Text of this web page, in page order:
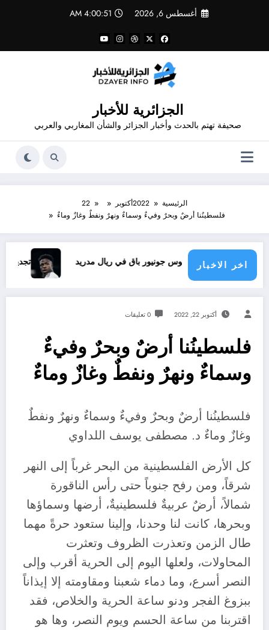
أغسطس 6, 2026 4:00:52 AM
الجزائرية للأخبار
صحيفة تهتم بالحدث وأخبار الجزائر والشأن المغاربي والعربي
الرئيسية 2022أكتوبر
22
فلسطينُنا أرضٌ وبحرٌ وفيءٌ وسماءٌ ونهرٌ ونفطٌ وغازٌ وماءٌ
اخر الاخبار
فينيسيوس جونيور باق في ريال مدريد تجديد عقد فينيسيوس
أكتوبر 22, 2022 0 تعليقات
فلسطينُنا أرضٌ وبحرٌ وفيءٌ
وسماءٌ ونهرٌ ونفطٌ وغازٌ وماءٌ
فلسطينُنا أرضٌ وبحرٌ وفيءٌ وسماءٌ ونهرٌ ونفطٌ
وغازٌ وماءٌ د. مصطفى يوسف اللداوي
كل الأرض الفلسطينية من البحر غرباً إلى النهر
شرقاً، ومن رفح جنوباً حتى رأس الناقورة
شمالاً، أرضٌ عربيةٌ فلسطينيةٌ، أرضها وسماؤها
وبحرها، كانت لنا وحدنا، وإلينا ستعود حرةً مهما
طال الزمن وتعذرت الظروف وتعثرت
المحاولات، ولعلها اليوم إلى الحرية أقرب وإلى
النصر أسرع، وما دماء شعبنا ومقاومته إلا إيذاناً
ببزوغ الفجر ودنو ساعة الحرية والخلاص، فقد
اقتربنا من ساعة الحسم ويوم النصر، وها هو